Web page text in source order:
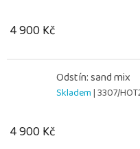
4 900 Kč
Odstín: sand mix
Skladem| 3307/
4 900 Kč